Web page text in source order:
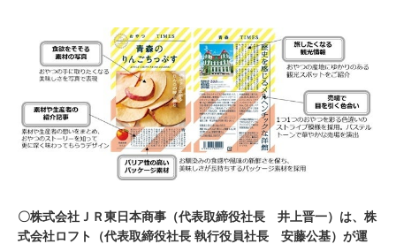
2
,
2
0
2
3
〇株式会社ＪＲ東日本商事（代表取締役社長 井上晋一）は、株
式会社ロフト（代表取締役社長 執行役員社長 安藤公基）が運